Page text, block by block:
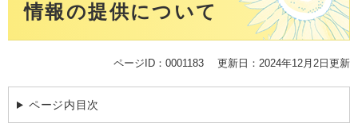
情報の提供について
ページID：0001183 更新日：2024年12月2日更新
ページ内目次